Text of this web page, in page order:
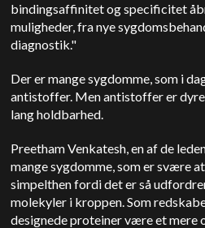
bindingsaffinitet og specificitet
muligheder, fra nye
diagnostik."
Der er mange sygdomme, som i
antistoffer. Men antistoffer er
lang holdbarhed.
Preetham Venkatesh, en af de
mange sygdomme, som er svære
simpelthen fordi det er så
molekyler i kroppen. Som
designede proteiner være et